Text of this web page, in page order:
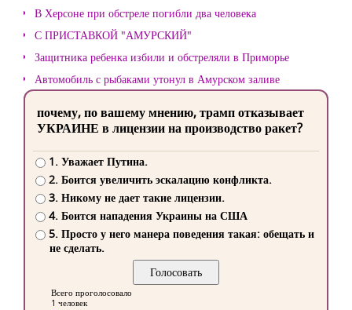
В Херсоне при обстреле погибли два человека
С ПРИСТАВКОЙ "АМУРСКИЙ"
Защитника ребенка избили и обстреляли в Приморье
Автомобиль с рыбаками утонул в Амурском заливе
почему, по вашему мнению, трамп отказывает
УКРАИНЕ в лицензии на производство ракет?
1. Уважает Путина.
2. Боится увеличить эскалацию конфликта.
3. Никому не дает такие лицензии.
4. Боится нападения Украины на США
5. Просто у него манера поведения такая: обещать и
не сделать.
Всего проголосовало
1 человек